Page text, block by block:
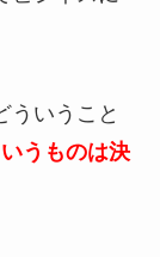
ういうこと
うものは決